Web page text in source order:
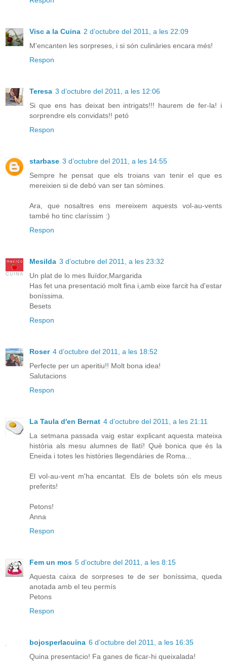
Visc a la Cuina 2 d’octubre del 2011, a les 22:09
M'encanten les sorpreses, i si són culinàries encara més!
Respon
Teresa 3 d’octubre del 2011, a les 12:06
Si que ens has deixat ben intrigats!!! haurem de fer-la! i
sorprendre els convidats!! petó
Respon
starbase 3 d’octubre del 2011, a les 14:55
Sempre he pensat que els troians van tenir el que es
mereixien si de debó van ser tan sòmines.
Ara, que nosaltres ens mereixem aquests vol-au-vents
també ho tinc claríssim :)
Respon
Mesilda 3 d’octubre del 2011, a les 23:32
Un plat de lo mes lluïdor,Margarida
Has fet una presentació molt fina i,amb eixe farcit ha d'estar
boníssima.
Besets
Respon
Roser 4 d’octubre del 2011, a les 18:52
Perfecte per un aperitiu!! Molt bona idea!
Salutacions
Respon
La Taula d'en Bernat 4 d’octubre del 2011, a les 21:11
La setmana passada vaig estar explicant aquesta mateixa
història als mesu alumnes de llatí! Què bonica que és la
Eneida i totes les històries llegendàries de Roma...
El vol-au-vent m'ha encantat. Els de bolets són els meus
preferits!
Petons!
Anna
Respon
Fem un mos 5 d’octubre del 2011, a les 8:15
Aquesta caixa de sorpreses te de ser boníssima, queda
anotada amb el teu permís
Petons
Respon
bojosperlacuina 6 d’octubre del 2011, a les 16:35
Quina presentacio! Fa ganes de ficar-hi queixalada!